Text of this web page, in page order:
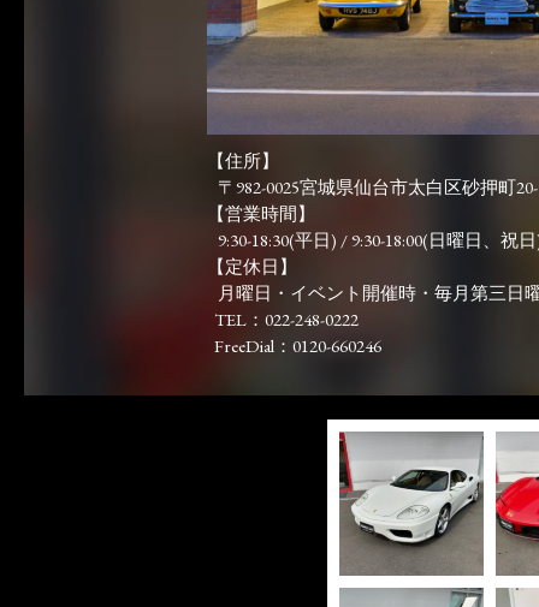
【住所】
〒982-0025宮城県仙台市太白区砂押町
【営業時間】
9:30-18:30(平日) / 9:30-18:00(日曜日、祝日
【定休日】
月曜日・イベント開催時・毎月第三日
TEL：022-248-0222
FreeDial：0120-660246